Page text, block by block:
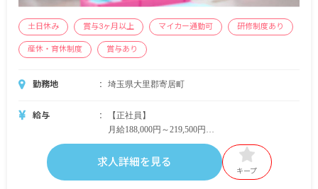
土日休み 賞与3ヶ月以上 マイカー通勤可 研修制度あり
産休・育休制度 賞与あり
勤務地 埼玉県大里郡寄居町
給与
【正社員】
月給188,000円～219,500円
※試用期間3ヶ月～6ヶ月（時給950〜1,000円）
賞与4.1カ月分(前年度実績)
求人詳細を見る
キープ